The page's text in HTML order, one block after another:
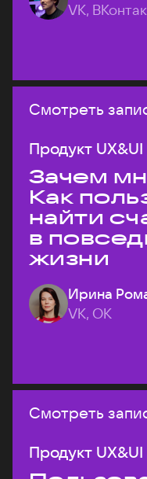
VK,
Смотреть
Продукт UX&UI
Зачем
Как
найти
в
жизни
Ирина
VK, ОК
Смотреть
Продукт UX&UI